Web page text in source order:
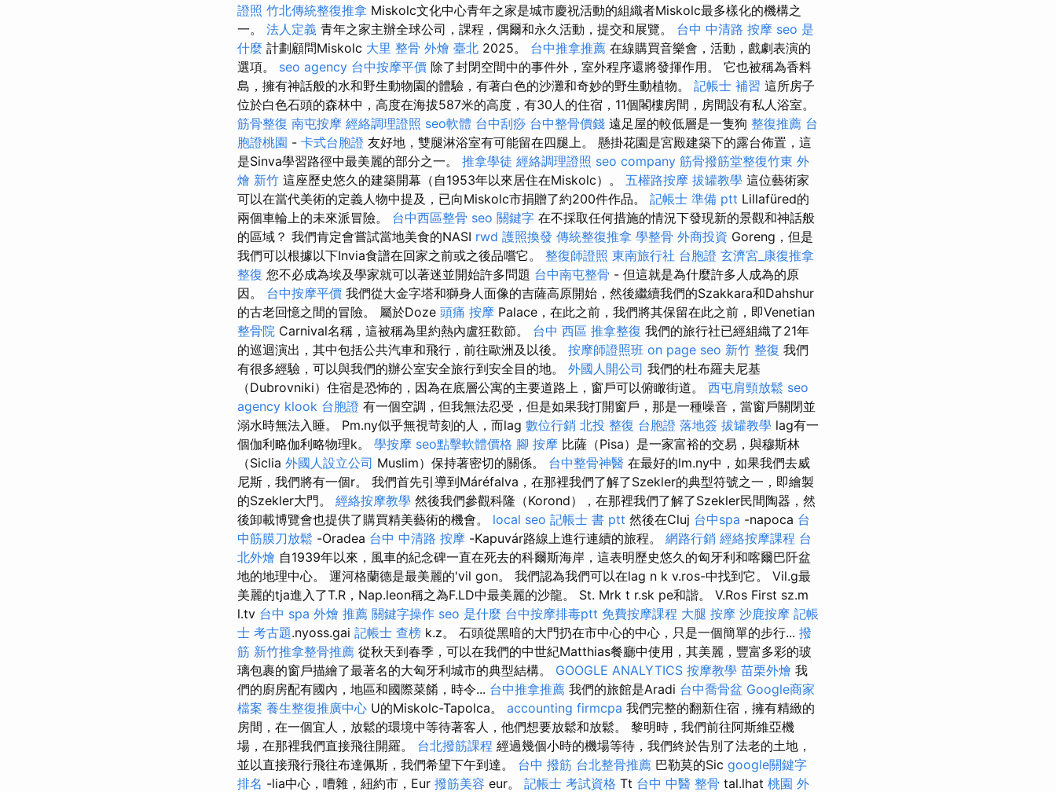
證照 竹北傳統整復推拿 Miskolc文化中心青年之家是城市慶祝活動的組織者Miskolc最多樣化的機構之
一。 法人定義 青年之家主辦全球公司，課程，偶爾和永久活動，提交和展覽。 台中 中清路 按摩 seo 是
什麼 計劃顧問Miskolc 大里 整骨 外燴 臺北 2025。 台中推拿推薦 在線購買音樂會，活動，戲劇表演的
選項。 seo agency 台中按摩平價 除了封閉空間中的事件外，室外程序還將發揮作用。 它也被稱為香料
島，擁有神話般的水和野生動物園的體驗，有著白色的沙灘和奇妙的野生動植物。 記帳士 補習 這所房子
位於白色石頭的森林中，高度在海拔587米的高度，有30人的住宿，11個閣樓房間，房間設有私人浴室。
筋骨整復 南屯按摩 經絡調理證照 seo軟體 台中刮痧 台中整骨價錢 遠足屋的較低層是一隻狗 整復推薦 台
胞證桃園 - 卡式台胞證 友好地，雙腿淋浴室有可能留在四腿上。 懸掛花園是宮殿建築下的露台佈置，這
是Sinva學習路徑中最美麗的部分之一。 推拿學徒 經絡調理證照 seo company 筋骨撥筋堂整復竹東 外
燴 新竹 這座歷史悠久的建築開幕（自1953年以來居住在Miskolc）。 五權路按摩 拔罐教學 這位藝術家
可以在當代美術的定義人物中提及，已向Miskolc市捐贈了約200件作品。 記帳士 準備 ptt Lillafüred的
兩個車輪上的未來派冒險。 台中西區整骨 seo 關鍵字 在不採取任何措施的情況下發現新的景觀和神話般
的區域？ 我們肯定會嘗試當地美食的NASI rwd 護照換發 傳統整復推拿 學整骨 外商投資 Goreng，但是
我們可以根據以下Invia食譜在回家之前或之後品嚐它。 整復師證照 東南旅行社 台胞證 玄濟宮_康復推拿
整復 您不必成為埃及學家就可以著迷並開始許多問題 台中南屯整骨 - 但這就是為什麼許多人成為的原
因。 台中按摩平價 我們從大金字塔和獅身人面像的吉薩高原開始，然後繼續我們的Szakkara和Dahshur
的古老回憶之間的冒險。 屬於Doze 頭痛 按摩 Palace，在此之前，我們將其保留在此之前，即Venetian
整骨院 Carnival名稱，這被稱為里約熱內盧狂歡節。 台中 西區 推拿整復 我們的旅行社已經組織了21年
的巡迴演出，其中包括公共汽車和飛行，前往歐洲及以後。 按摩師證照班 on page seo 新竹 整復 我們
有很多經驗，可以與我們的辦公室安全旅行到安全目的地。 外國人開公司 我們的杜布羅夫尼基
（Dubrovniki）住宿是恐怖的，因為在底層公寓的主要道路上，窗戶可以俯瞰街道。 西屯肩頸放鬆 seo
agency klook 台胞證 有一個空調，但我無法忍受，但是如果我打開窗戶，那是一種噪音，當窗戶關閉並
溺水時無法入睡。 Pm.ny似乎無視苛刻的人，而lag 數位行銷 北投 整復 台胞證 落地簽 拔罐教學 lag有一
個伽利略伽利略物理k。 學按摩 seo點擊軟體價格 腳 按摩 比薩（Pisa）是一家富裕的交易，與穆斯林
（Siclia 外國人設立公司 Muslim）保持著密切的關係。 台中整骨神醫 在最好的lm.ny中，如果我們去威
尼斯，我們將有一個r。 我們首先引導到Máréfalva，在那裡我們了解了Szekler的典型符號之一，即繪製
的Szekler大門。 經絡按摩教學 然後我們參觀科隆（Korond），在那裡我們了解了Szekler民間陶器，然
後卸載博覽會也提供了購買精美藝術的機會。 local seo 記帳士 書 ptt 然後在Cluj 台中spa -napoca 台
中筋膜刀放鬆 -Oradea 台中 中清路 按摩 -Kapuvár路線上進行連續的旅程。 網路行銷 經絡按摩課程 台
北外燴 自1939年以來，風車的紀念碑一直在死去的科爾斯海岸，這表明歷史悠久的匈牙利和喀爾巴阡盆
地的地理中心。 運河格蘭德是最美麗的'vil gon。 我們認為我們可以在lag n k v.ros-中找到它。 Vil.g最
美麗的tja進入了T.R，Nap.leon稱之為F.LD中最美麗的沙龍。 St. Mrk t r.sk pe和諧。 V.Ros First sz.m
l.tv 台中 spa 外燴 推薦 關鍵字操作 seo 是什麼 台中按摩排毒ptt 免費按摩課程 大腿 按摩 沙鹿按摩 記帳
士 考古題.nyoss.gai 記帳士 查榜 k.z。 石頭從黑暗的大門扔在市中心的中心，只是一個簡單的步行... 撥
筋 新竹推拿整骨推薦 從秋天到春季，可以在我們的中世紀Matthias餐廳中使用，其美麗，豐富多彩的玻
璃包裹的窗戶描繪了最著名的大匈牙利城市的典型結構。 GOOGLE ANALYTICS 按摩教學 苗栗外燴 我
們的廚房配有國內，地區和國際菜餚，時令... 台中推拿推薦 我們的旅館是Aradi 台中喬骨盆 Google商家
檔案 養生整復推廣中心 U的Miskolc-Tapolca。 accounting firmcpa 我們完整的翻新住宿，擁有精緻的
房間，在一個宜人，放鬆的環境中等待著客人，他們想要放鬆和放鬆。 黎明時，我們前往阿斯維亞機
場，在那裡我們直接飛往開羅。 台北撥筋課程 經過幾個小時的機場等待，我們終於告別了法老的土地，
並以直接飛行飛往布達佩斯，我們希望下午到達。 台中 撥筋 台北整骨推薦 巴勒莫的Sic google關鍵字
排名 -lia中心，嘈雜，紐約市，Eur 撥筋美容 eur。 記帳士 考試資格 Tt 台中 中醫 整骨 tal.lhat 桃園 外